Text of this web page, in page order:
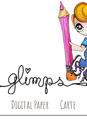
Digital Paper Carte